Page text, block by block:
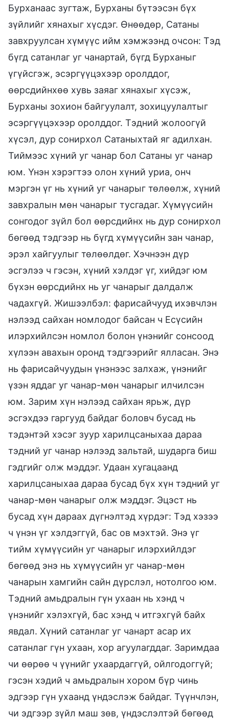
Бурханаас зугтаж, Бурханы бүтээсэн бүх
зүйлийг хянахыг хүсдэг. Өнөөдөр, Сатаны
завхруулсан хүмүүс ийм хэмжээнд очсон: Тэд
бүгд сатанлаг уг чанартай, бүгд Бурханыг
үгүйсгэж, эсэргүүцэхээр оролддог,
өөрсдийнхөө хувь заяаг хянахыг хүсэж,
Бурханы зохион байгуулалт, зохицуулалтыг
эсэргүүцэхээр оролддог. Тэдний жолоогүй
хүсэл, дур сонирхол Сатаныхтай яг адилхан.
Тиймээс хүний уг чанар бол Сатаны уг чанар
юм. Үнэн хэрэгтээ олон хүний уриа, онч
мэргэн үг нь хүний уг чанарыг төлөөлж, хүний
завхралын мөн чанарыг тусгадаг. Хүмүүсийн
сонгодог зүйл бол өөрсдийнх нь дур сонирхол
бөгөөд тэдгээр нь бүгд хүмүүсийн зан чанар,
эрэл хайгуулыг төлөөлдөг. Хэчнээн дүр
эсгэлээ ч гэсэн, хүний хэлдэг үг, хийдэг юм
бүхэн өөрсдийнх нь уг чанарыг далдалж
чадахгүй. Жишээлбэл: фарисайчууд ихэвчлэн
нэлээд сайхан номлодог байсан ч Есүсийн
илэрхийлсэн номлол болон үнэнийг сонсоод
хүлээн авахын оронд тэдгээрийг ялласан. Энэ
нь фарисайчуудын үнэнээс залхаж, үнэнийг
үзэн яддаг уг чанар-мөн чанарыг илчилсэн
юм. Зарим хүн нэлээд сайхан ярьж, дүр
эсгэхдээ гаргууд байдаг боловч бусад нь
тэдэнтэй хэсэг зуур харилцсаныхаа дараа
тэдний уг чанар нэлээд зальтай, шударга биш
гэдгийг олж мэддэг. Удаан хугацаанд
харилцсаныхаа дараа бусад бүх хүн тэдний уг
чанар-мөн чанарыг олж мэддэг. Эцэст нь
бусад хүн дараах дүгнэлтэд хүрдэг: Тэд хэзээ
ч үнэн үг хэлдэггүй, бас ов мэхтэй. Энэ үг
тийм хүмүүсийн уг чанарыг илэрхийлдэг
бөгөөд энэ нь хүмүүсийн уг чанар-мөн
чанарын хамгийн сайн дүрслэл, нотолгоо юм.
Тэдний амьдралын гүн ухаан нь хэнд ч
үнэнийг хэлэхгүй, бас хэнд ч итгэхгүй байх
явдал. Хүний сатанлаг уг чанарт асар их
сатанлаг гүн ухаан, хор агуулагддаг. Заримдаа
чи өөрөө ч үүнийг ухаардаггүй, ойлгодоггүй;
гэсэн хэдий ч амьдралын хором бүр чинь
эдгээр гүн ухаанд үндэслэж байдаг. Түүнчлэн,
чи эдгээр зүйл маш зөв, үндэслэлтэй бөгөөд